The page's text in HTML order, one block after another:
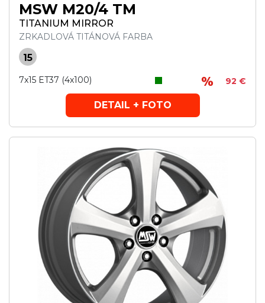
MSW M20/4 TM
TITANIUM MIRROR
ZRKADLOVÁ TITÁNOVÁ FARBA
15
7x15 ET37 (4x100) 92 €
DETAIL + FOTO